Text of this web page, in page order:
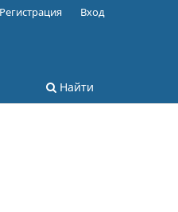
Найти
Регистрация Вход